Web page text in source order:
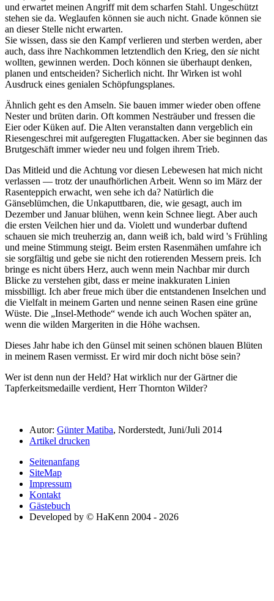
und erwartet meinen Angriff mit dem scharfen Stahl. Ungeschützt
stehen sie da. Weglaufen können sie auch nicht. Gnade können sie
an dieser Stelle nicht erwarten.
Sie wissen, dass sie den Kampf verlieren und sterben werden, aber
auch, dass ihre Nachkommen letztendlich den Krieg, den sie nicht
wollten, gewinnen werden. Doch können sie überhaupt denken,
planen und entscheiden? Sicherlich nicht. Ihr Wirken ist wohl
Ausdruck eines genialen Schöpfungsplanes.
Ähnlich geht es den Amseln. Sie bauen immer wieder oben offene
Nester und brüten darin. Oft kommen Nesträuber und fressen die
Eier oder Küken auf. Die Alten veranstalten dann vergeblich ein
Riesengeschrei mit aufgeregten Flugattacken. Aber sie beginnen das
Brutgeschäft immer wieder neu und folgen ihrem Trieb.
Das Mitleid und die Achtung vor diesen Lebewesen hat mich nicht
verlassen — trotz der unaufhörlichen Arbeit. Wenn so im März der
Rasenteppich erwacht, wen sehe ich da? Natürlich die
Gänseblümchen, die Unkaputtbaren, die, wie gesagt, auch im
Dezember und Januar blühen, wenn kein Schnee liegt. Aber auch
die ersten Veilchen hier und da. Violett und wunderbar duftend
schauen sie mich treuherzig an, dann weiß ich, bald wird 's Frühling
und meine Stimmung steigt. Beim ersten Rasenmähen umfahre ich
sie sorgfältig und gebe sie nicht den rotierenden Messern preis. Ich
bringe es nicht übers Herz, auch wenn mein Nachbar mir durch
Blicke zu verstehen gibt, dass er meine inakkuraten Linien
missbilligt. Ich aber freue mich über die entstandenen Inselchen und
die Vielfalt in meinem Garten und nenne seinen Rasen eine grüne
Wüste. Die
Insel-Methode
wende ich auch Wochen später an,
wenn die wilden Margeriten in die Höhe wachsen.
Dieses Jahr habe ich den Günsel mit seinen schönen blauen Blüten
in meinem Rasen vermisst. Er wird mir doch nicht böse sein?
Wer ist denn nun der Held? Hat wirklich nur der Gärtner die
Tapferkeitsmedaille verdient, Herr Thornton Wilder?
Autor: Günter Matiba, Norderstedt, Juni/Juli 2014
Artikel drucken
Seitenanfang
SiteMap
Impressum
Kontakt
Gästebuch
Developed by © HaKenn 2004 - 2026